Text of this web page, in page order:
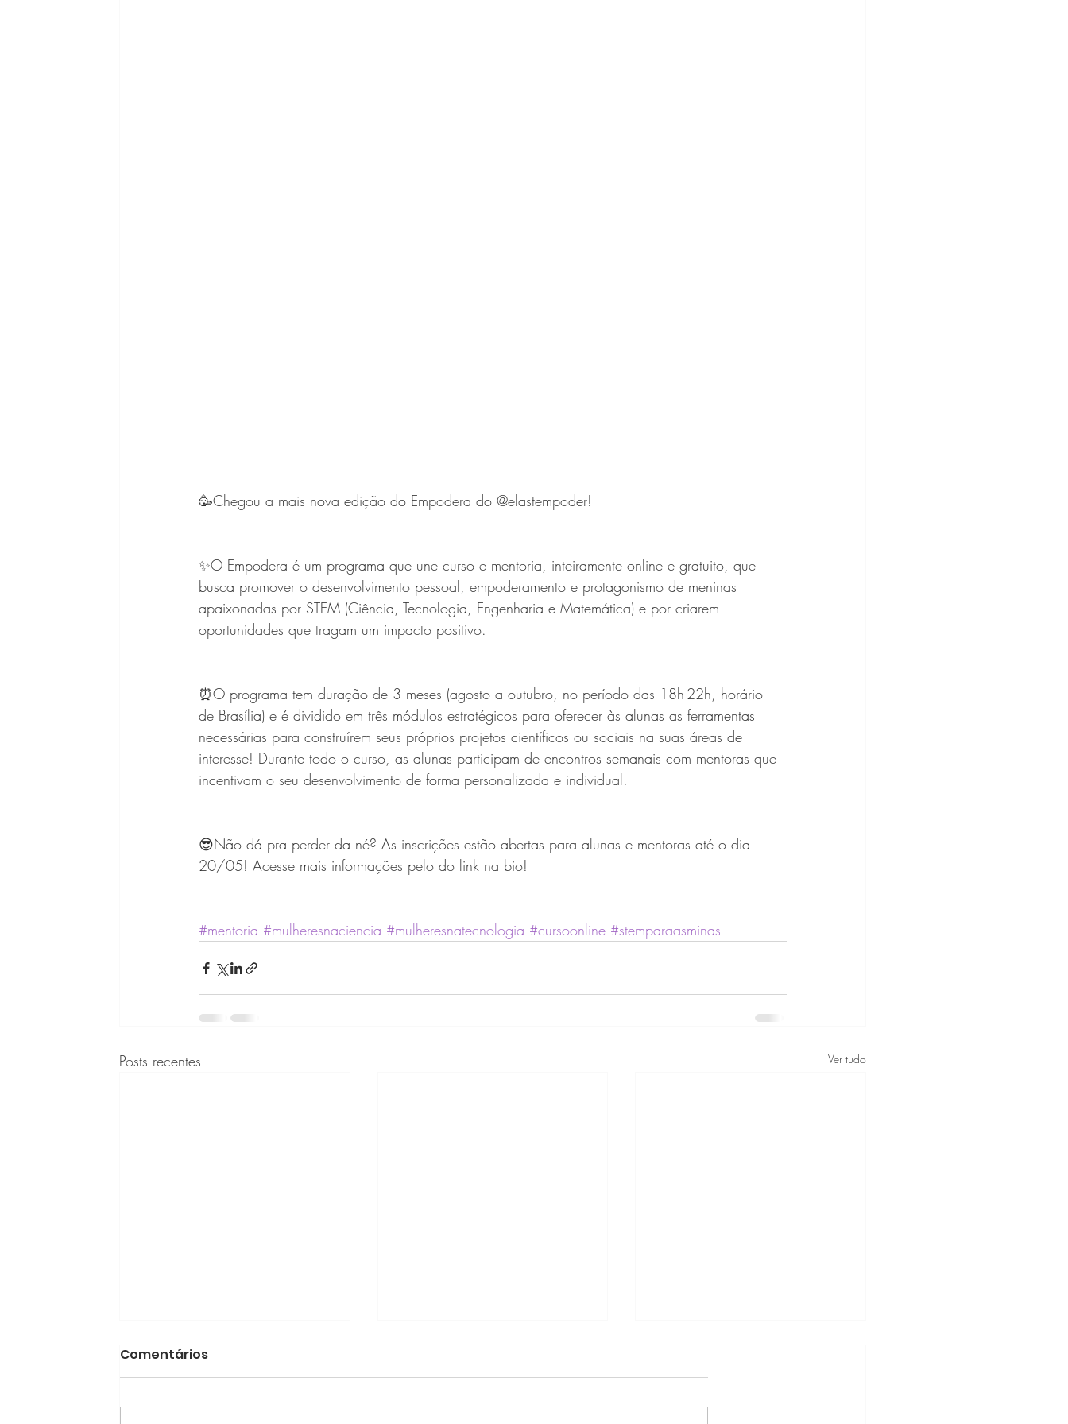
🥳Chegou a mais nova edição do Empodera do @elastempoder!
✨O Empodera é um programa que une curso e mentoria, inteiramente online e gratuito, que
busca promover o desenvolvimento pessoal, empoderamento e protagonismo de meninas
apaixonadas por STEM (Ciência, Tecnologia, Engenharia e Matemática) e por criarem
oportunidades que tragam um impacto positivo.
⏰O programa tem duração de 3 meses (agosto a outubro, no período das 18h-22h, horário
de Brasília) e é dividido em três módulos estratégicos para oferecer às alunas as ferramentas
necessárias para construírem seus próprios projetos científicos ou sociais na suas áreas de
interesse! Durante todo o curso, as alunas participam de encontros semanais com mentoras que
incentivam o seu desenvolvimento de forma personalizada e individual.
😎Não dá pra perder da né? As inscrições estão abertas para alunas e mentoras até o dia
20/05! Acesse mais informações pelo do link na bio!
#mentoria #mulheresnaciencia #mulheresnatecnologia #cursoonline #stemparaasminas
Posts recentes Ver tudo
Comentários